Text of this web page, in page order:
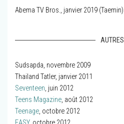
Abema TV Bros., janvier 2019 (Taemin)
AUTRES
Sudsapda, novembre 2009
Thailand Tatler, janvier 2011
Seventeen, juin 2012
Teens Magazine, août 2012
Teenage, octobre 2012